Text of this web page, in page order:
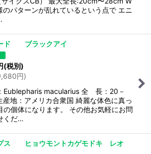
のパターンが乱れているという点で エニ
ド ブラックアイ
(税別)
円)
macularius 全 長：20－
産地：アメリカ合衆国 綺麗な体色に真っ
の個体になります。 その他お気軽にお問
くだ…
ス ヒョウモントカゲモドキ レオ